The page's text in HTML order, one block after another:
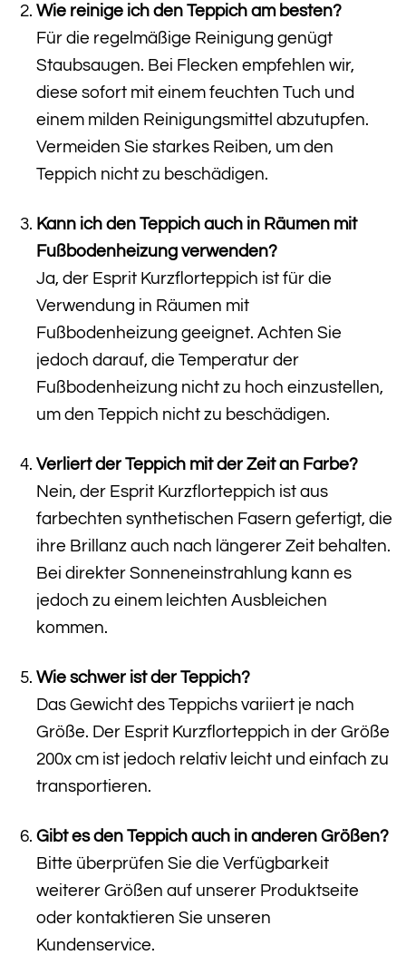
Wie reinige ich den Teppich am besten?
Für die regelmäßige Reinigung genügt
Staubsaugen. Bei Flecken empfehlen wir,
diese sofort mit einem feuchten Tuch und
einem milden Reinigungsmittel abzutupfen.
Vermeiden Sie starkes Reiben, um den
Teppich nicht zu beschädigen.
Kann ich den Teppich auch in Räumen mit
Fußbodenheizung verwenden?
Ja, der Esprit Kurzflorteppich ist für die
Verwendung in Räumen mit
Fußbodenheizung geeignet. Achten Sie
jedoch darauf, die Temperatur der
Fußbodenheizung nicht zu hoch einzustellen,
um den Teppich nicht zu beschädigen.
Verliert der Teppich mit der Zeit an Farbe?
Nein, der Esprit Kurzflorteppich ist aus
farbechten synthetischen Fasern gefertigt, die
ihre Brillanz auch nach längerer Zeit behalten.
Bei direkter Sonneneinstrahlung kann es
jedoch zu einem leichten Ausbleichen
kommen.
Wie schwer ist der Teppich?
Das Gewicht des Teppichs variiert je nach
Größe. Der Esprit Kurzflorteppich in der Größe
200x cm ist jedoch relativ leicht und einfach zu
transportieren.
Gibt es den Teppich auch in anderen Größen?
Bitte überprüfen Sie die Verfügbarkeit
weiterer Größen auf unserer Produktseite
oder kontaktieren Sie unseren
Kundenservice.